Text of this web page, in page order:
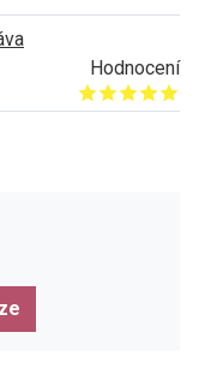
Hodnocení
Give it 1/5
Give it 2/5
Give it 3/5
Give it 4/5
Give it 5/5